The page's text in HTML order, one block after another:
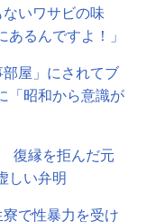
いワサビの味
るんですよ！」
屋」にされてブ
「昭和から意識が
復縁を拒んだ元
しい弁明
で性暴力を受け